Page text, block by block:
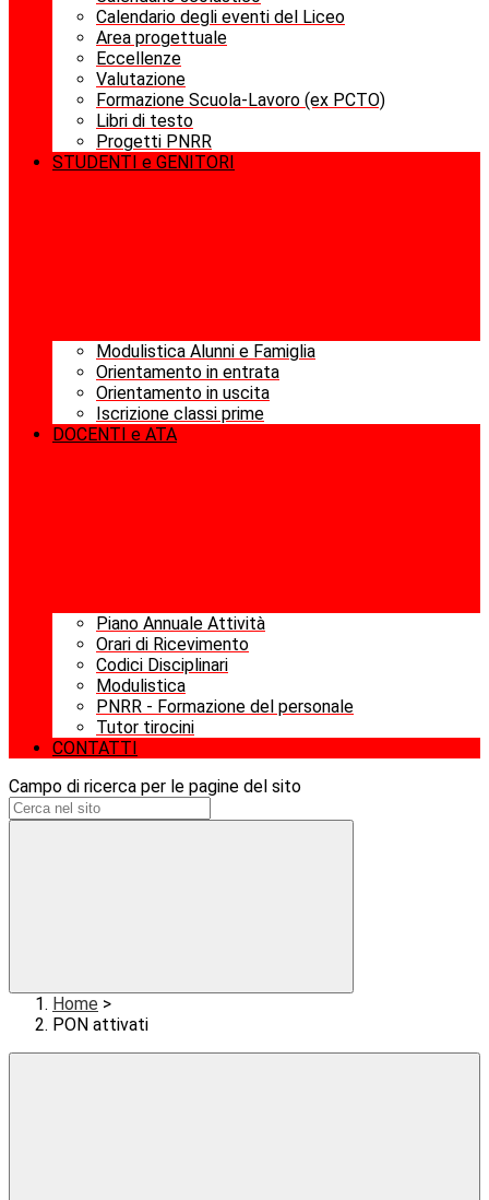
Calendario degli eventi del Liceo
Area progettuale
Eccellenze
Valutazione
Formazione Scuola-Lavoro (ex PCTO)
Libri di testo
Progetti PNRR
STUDENTI e GENITORI
Modulistica Alunni e Famiglia
Orientamento in entrata
Orientamento in uscita
Iscrizione classi prime
DOCENTI e ATA
Piano Annuale Attività
Orari di Ricevimento
Codici Disciplinari
Modulistica
PNRR - Formazione del personale
Tutor tirocini
CONTATTI
Campo di ricerca per le pagine del sito
Home >
PON attivati